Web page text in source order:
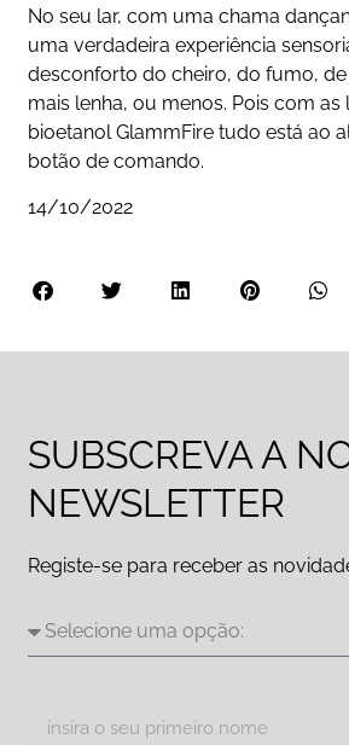
No seu lar, com uma chama
uma verdadeira experiência
desconforto do cheiro, do fumo,
mais lenha, ou menos. Pois com as
bioetanol GlammFire tudo está ao
botão de comando.
14/10/2022
SUBSCREVA A
NEWSLETTER
Registe-se para receber as